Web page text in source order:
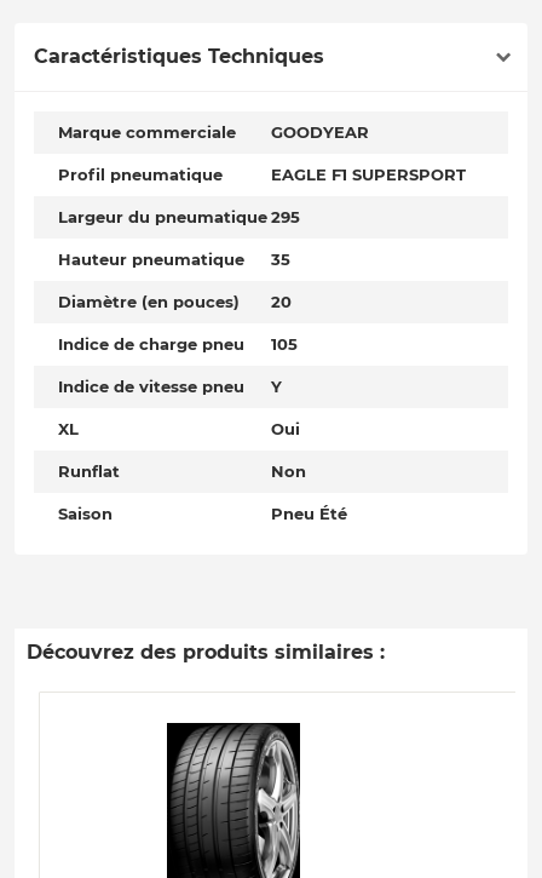
Caractéristiques Techniques
Marque commerciale GOODYEAR
Profil pneumatique EAGLE F1 SUPERSPORT
Largeur du pneumatique295
Hauteur pneumatique 35
Diamètre (en pouces) 20
Indice de charge pneu 105
Indice de vitesse pneu Y
XL Oui
Runflat Non
Saison Pneu Été
Découvrez des produits similaires :